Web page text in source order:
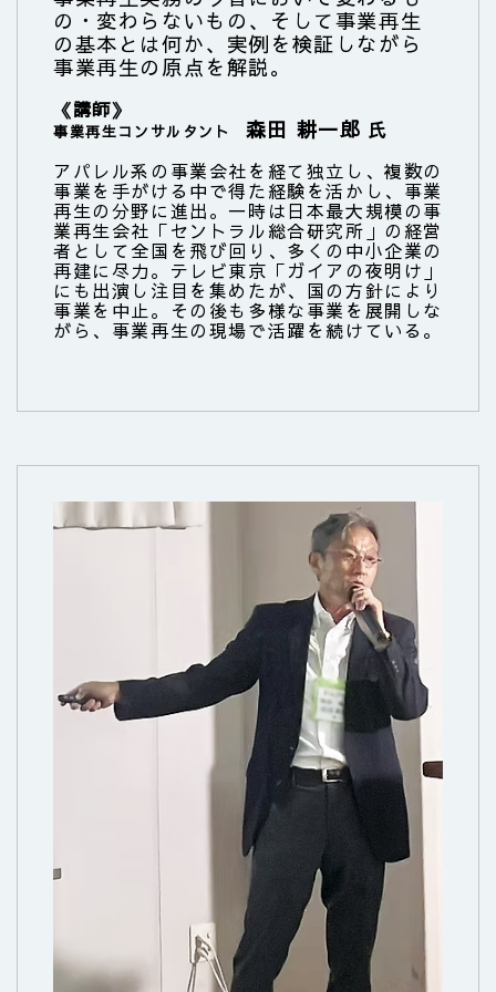
の・変わらないもの、そして事業再生
の基本とは何か、実例を検証しながら
事業再生の原点を解説。
《講師》
事業再生コンサルタント 森田 耕一郎 氏
アパレル系の事業会社を経て独立し、複数の
事業を手がける中で得た経験を活かし、事業
再生の分野に進出。一時は日本最大規模の事
業再生会社「セントラル総合研究所」の経営
者として全国を飛び回り、多くの中小企業の
再建に尽力。テレビ東京「ガイアの夜明け」
にも出演し注目を集めたが、国の方針により
事業を中止。その後も多様な事業を展開しな
がら、事業再生の現場で活躍を続けている。